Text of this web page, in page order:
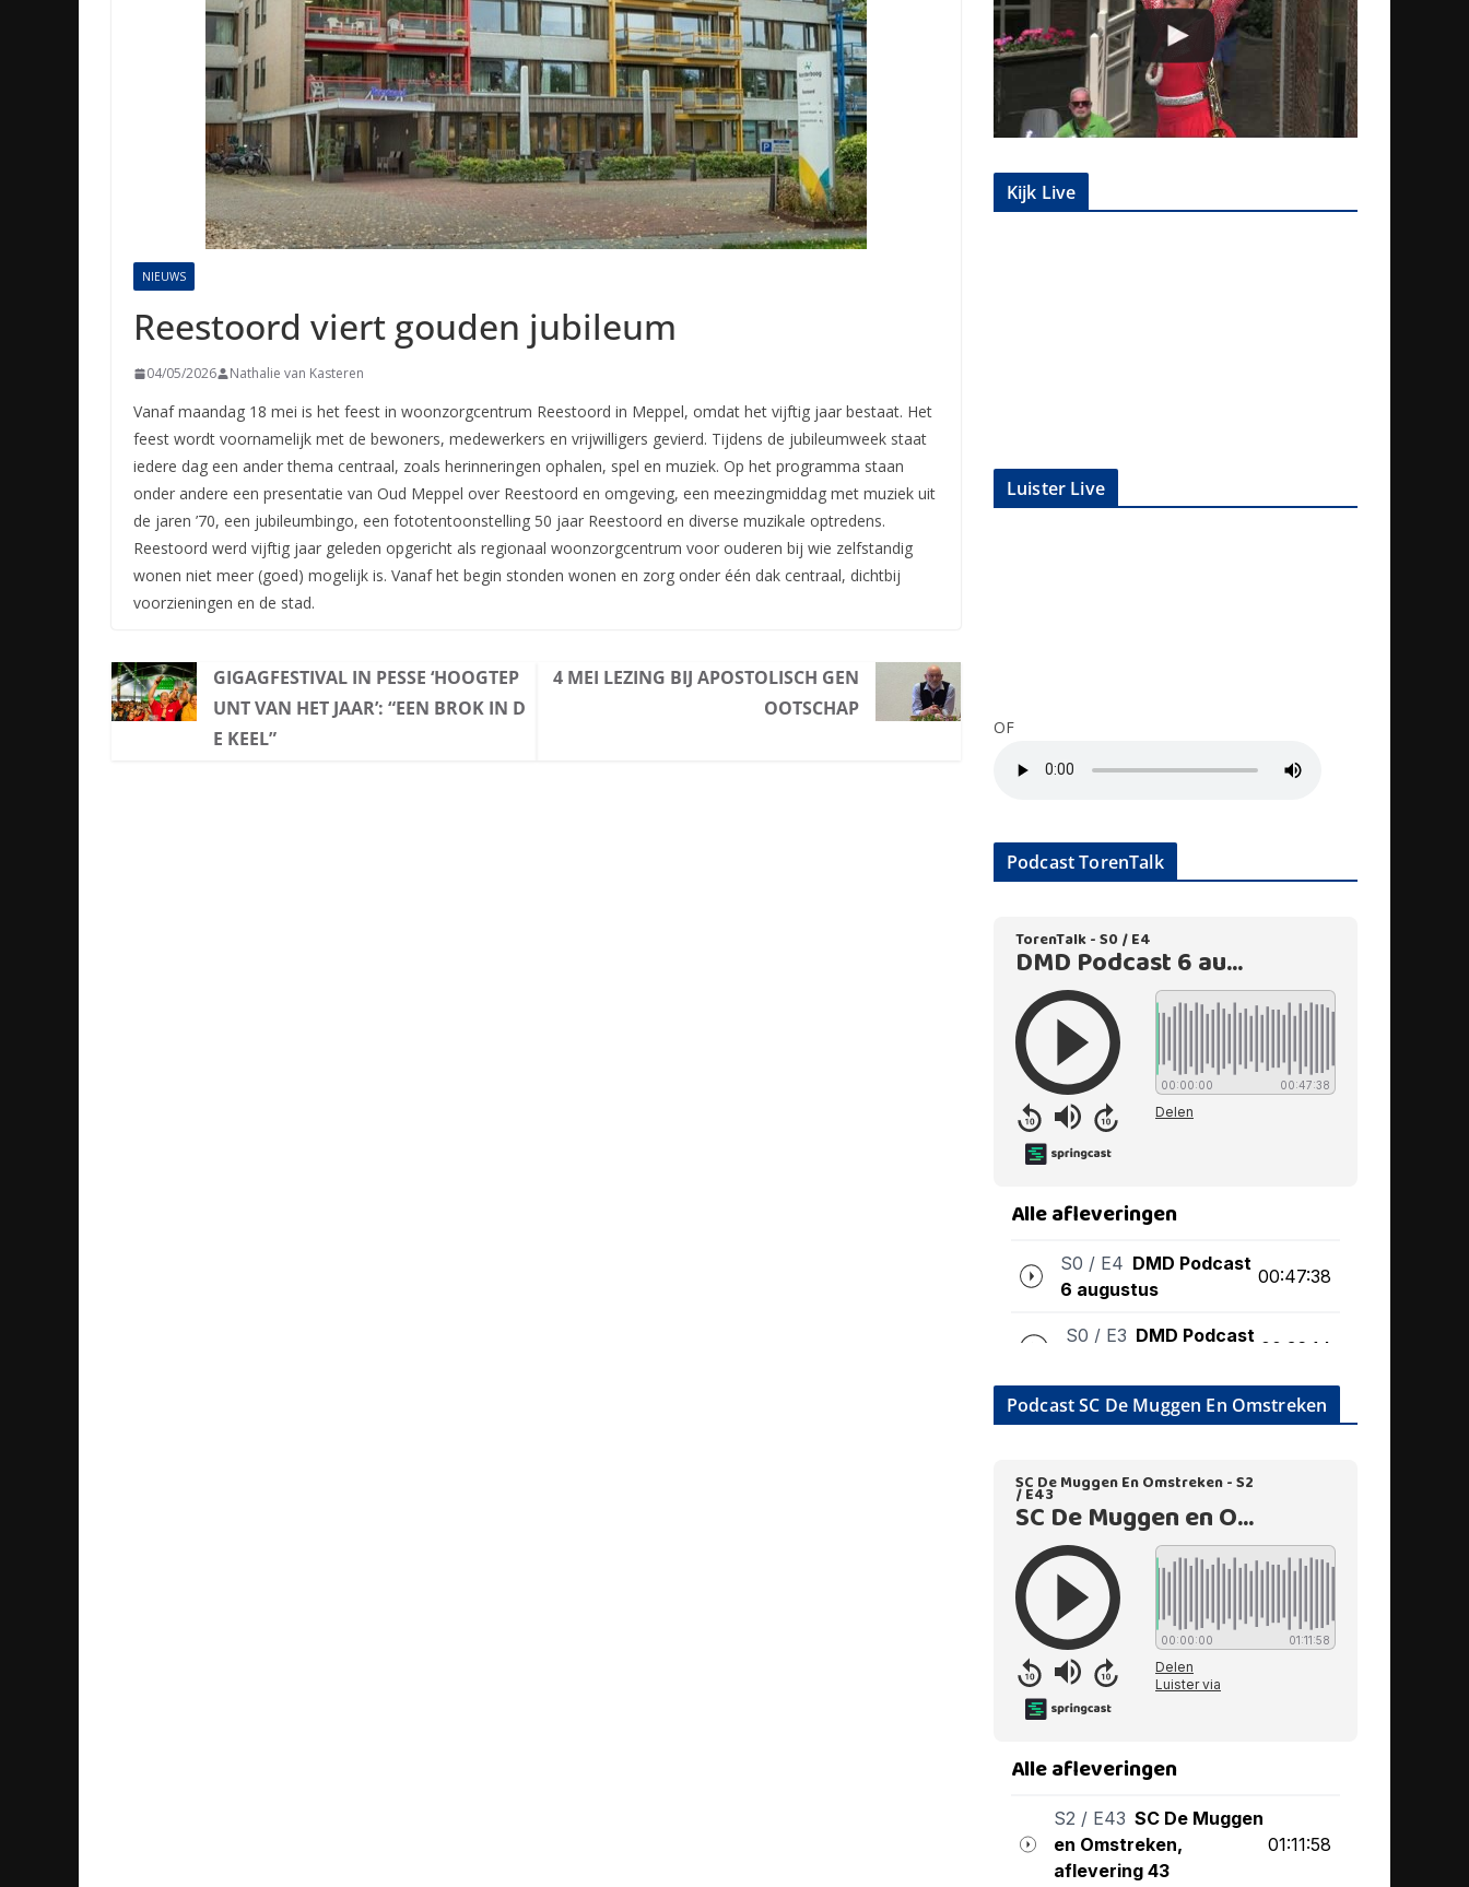
NIEUWS
Reestoord viert gouden jubileum
04/05/2026 Nathalie van Kasteren
Vanaf maandag 18 mei is het feest in woonzorgcentrum Reestoord in Meppel, omdat het vijftig jaar bestaat. Het
feest wordt voornamelijk met de bewoners, medewerkers en vrijwilligers gevierd. Tijdens de jubileumweek staat
iedere dag een ander thema centraal, zoals herinneringen ophalen, spel en muziek. Op het programma staan
onder andere een presentatie van Oud Meppel over Reestoord en omgeving, een meezingmiddag met muziek uit
de jaren ’70, een jubileumbingo, een fototentoonstelling 50 jaar Reestoord en diverse muzikale optredens.
Reestoord werd vijftig jaar geleden opgericht als regionaal woonzorgcentrum voor ouderen bij wie zelfstandig
wonen niet meer (goed) mogelijk is. Vanaf het begin stonden wonen en zorg onder één dak centraal, dichtbij
voorzieningen en de stad.
GIGAGFESTIVAL IN PESSE ‘HOOGTEP
UNT VAN HET JAAR’: “EEN BROK IN D
E KEEL”
4 MEI LEZING BIJ APOSTOLISCH GEN
OOTSCHAP
Kijk Live
Luister Live
OF
Podcast TorenTalk
Podcast SC De Muggen En Omstreken